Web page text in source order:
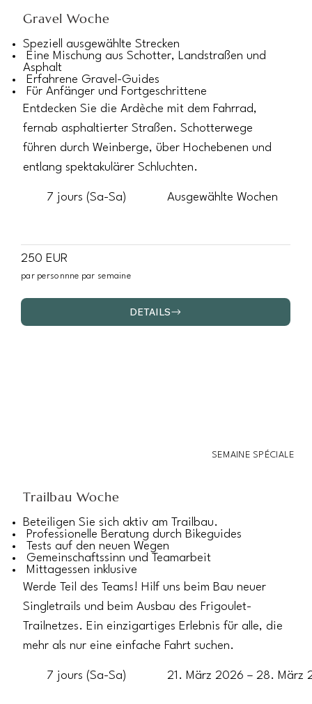
Gravel Woche
7 jours (Sa-Sa) Ausgewählte Wochen
Entdecken Sie die Ardèche mit dem Fahrrad,
fernab asphaltierter Straßen. Schotterwege
führen durch Weinberge, über Hochebenen und
entlang spektakulärer Schluchten.
Speziell ausgewählte Strecken
Eine Mischung aus Schotter, Landstraßen und
Asphalt
Erfahrene Gravel-Guides
Für Anfänger und Fortgeschrittene
DETAILS
250 EUR
par personnne par semaine
SEMAINE SPÉCIALE
Trailbau Woche
7 jours (Sa-Sa) 21. März 2026 – 28. März
Werde Teil des Teams! Hilf uns beim Bau neuer
Singletrails und beim Ausbau des Frigoulet-
Trailnetzes. Ein einzigartiges Erlebnis für alle, die
mehr als nur eine einfache Fahrt suchen.
Beteiligen Sie sich aktiv am Trailbau.
Professionelle Beratung durch Bikeguides
Tests auf den neuen Wegen
Gemeinschaftssinn und Teamarbeit
Mittagessen inklusive